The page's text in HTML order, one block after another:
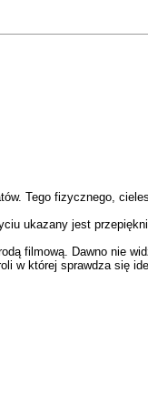
Tego fizycznego,
ukazany jest
filmową. Dawno nie
w której sprawdza się